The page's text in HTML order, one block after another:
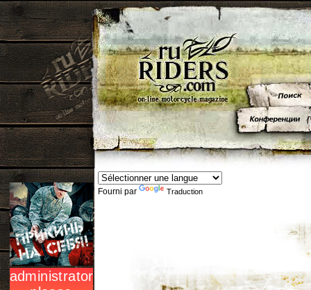
Fourni par Traduction